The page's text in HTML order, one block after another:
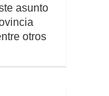
asunto
otros